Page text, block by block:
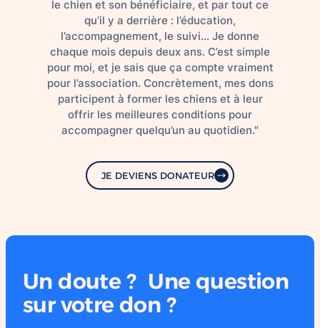
le chien et son bénéficiaire, et par tout ce
qu’il y a derrière : l’éducation,
l’accompagnement, le suivi… Je donne
chaque mois depuis deux ans. C’est simple
pour moi, et je sais que ça compte vraiment
pour l’association. Concrètement, mes dons
participent à former les chiens et à leur
offrir les meilleures conditions pour
accompagner quelqu’un au quotidien."
JE DEVIENS DONATEUR
Un doute ? Une question
sur votre don ?